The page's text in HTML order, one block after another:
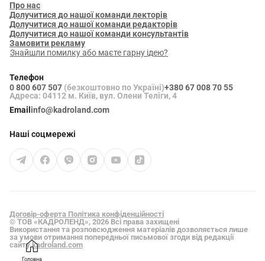
Про нас
Долучитися до нашої команди лекторів
Долучитися до нашої команди редакторів
Долучитися до нашої команди консультантів
Замовити рекламу
Знайшли помилку або маєте гарну ідею?
Телефон
0 800 607 507 (безкоштовно по Україні)+380 67 008 70 55
Адреса: 04112 м. Київ, вул. Олени Теліги, 4
Email info@kadroland.com
Наші соцмережі
Договір-оферта Політика конфіденційності
© ТОВ «КАДРОЛЕНД», 2026 Всі права захищені
Використання та розповсюдження матеріалів дозволяється лише
за умови отримання попередньої письмової згоди від редакції
сайтуkadroland.com
Головна